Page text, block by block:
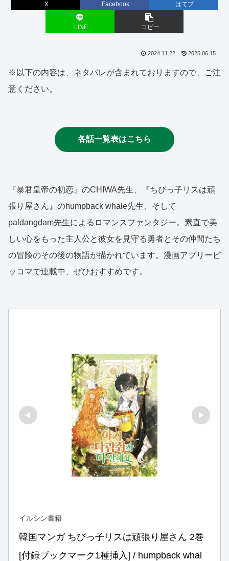
X Facebook はてブ
LINE コピー
2024.11.22 2025.06.15
※以下の内容は、ネタバレが含まれておりますので、ご注
意ください。
各話一覧表はこちら
『暴君皇帝の初恋』のCHIWA先生、『ちびっ子リスは頑
張り屋さん』のhumpback whale先生、そして
paldangdam先生によるロマンスファンタジー。素直で美
しい心をもった主人公と彼女を見守る勇者とその仲間たち
の冒険のその後の物語が描かれています。漫画アプリーピ
ッコマで連載中、ぜひおすすめです。
イルシン書籍
韓国マンガ ちびっ子リスは頑張り屋さん 2巻
[付録ブックマーク1種挿入] / humpback whal